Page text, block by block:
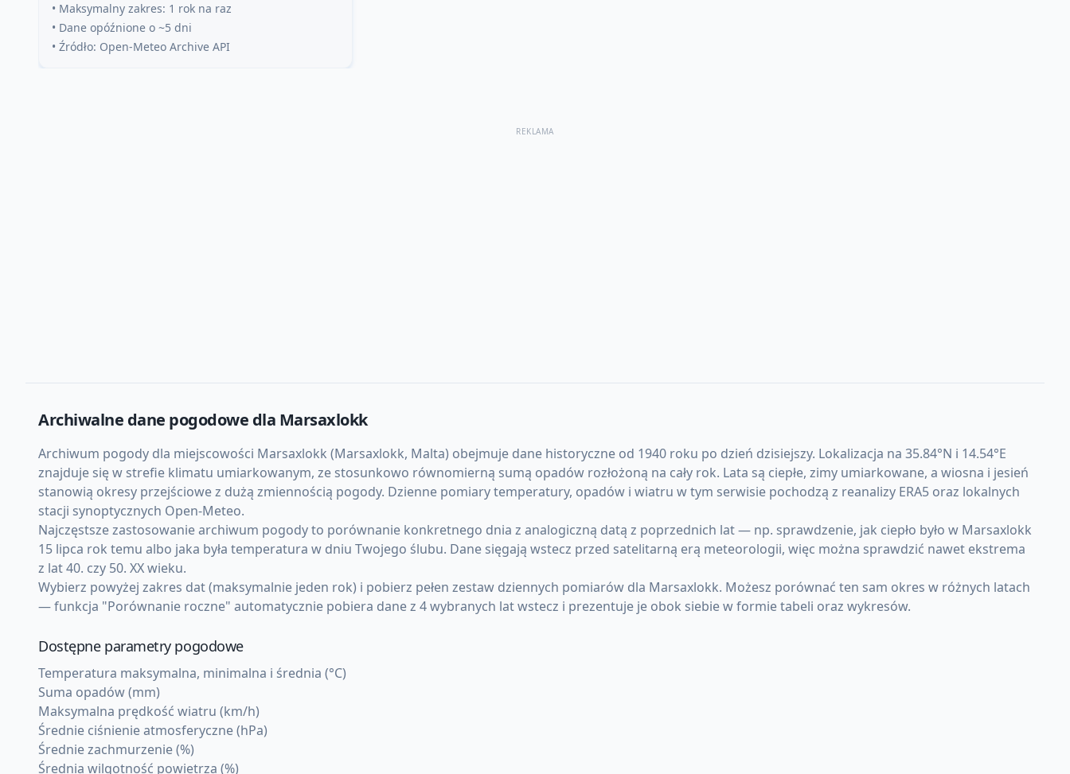
• Maksymalny zakres: 1 rok na raz
• Dane opóźnione o ~5 dni
• Źródło: Open-Meteo Archive API
REKLAMA
Archiwalne dane pogodowe dla Marsaxlokk
Archiwum pogody dla miejscowości Marsaxlokk (Marsaxlokk, Malta) obejmuje dane historyczne od 1940 roku po dzień dzisiejszy. Lokalizacja na 35.84°N i 14.54°E
znajduje się w strefie klimatu umiarkowanym, ze stosunkowo równomierną sumą opadów rozłożoną na cały rok. Lata są ciepłe, zimy umiarkowane, a wiosna i jesień
stanowią okresy przejściowe z dużą zmiennością pogody. Dzienne pomiary temperatury, opadów i wiatru w tym serwisie pochodzą z reanalizy ERA5 oraz lokalnych
stacji synoptycznych Open-Meteo.
Najczęstsze zastosowanie archiwum pogody to porównanie konkretnego dnia z analogiczną datą z poprzednich lat — np. sprawdzenie, jak ciepło było w Marsaxlokk
15 lipca rok temu albo jaka była temperatura w dniu Twojego ślubu. Dane sięgają wstecz przed satelitarną erą meteorologii, więc można sprawdzić nawet ekstrema
z lat 40. czy 50. XX wieku.
Wybierz powyżej zakres dat (maksymalnie jeden rok) i pobierz pełen zestaw dziennych pomiarów dla Marsaxlokk. Możesz porównać ten sam okres w różnych latach
— funkcja "Porównanie roczne" automatycznie pobiera dane z 4 wybranych lat wstecz i prezentuje je obok siebie w formie tabeli oraz wykresów.
Dostępne parametry pogodowe
Temperatura maksymalna, minimalna i średnia (°C)
Suma opadów (mm)
Maksymalna prędkość wiatru (km/h)
Średnie ciśnienie atmosferyczne (hPa)
Średnie zachmurzenie (%)
Średnia wilgotność powietrza (%)